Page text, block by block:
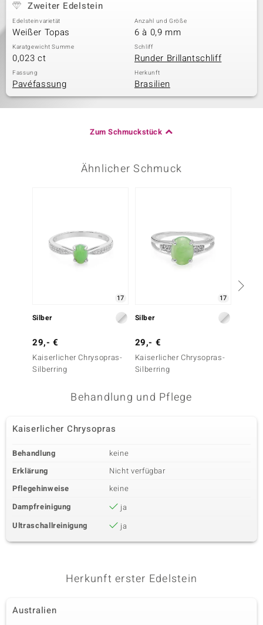
Zweiter Edelstein
Edelsteinvarietät
Weißer Topas
Anzahl und Größe
6 à 0,9 mm
Karatgewicht Summe
0,023 ct
Schliff
Runder Brillantschliff
Fassung
Pavéfassung
Herkunft
Brasilien
Zum Schmuckstück
Ähnlicher Schmuck
17
Silber
29,- €
Kaiserlicher Chrysopras-
Silberring
17
Silber
29,- €
Kaiserlicher Chrysopras-
Silberring
Behandlung und Pflege
Kaiserlicher Chrysopras
Behandlung
keine
Erklärung
Nicht verfügbar
Pflegehinweise
keine
Dampfreinigung
ja
Ultraschallreinigung
ja
Herkunft erster Edelstein
Australien